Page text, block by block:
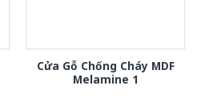
Cửa Gỗ Chống Cháy MDF
Melamine 1